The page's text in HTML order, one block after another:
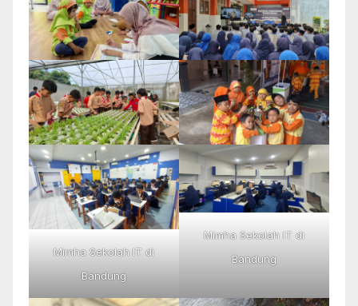
Mimha Sekolah IT di
Bandung
Mimha Sekolah IT di
Bandung